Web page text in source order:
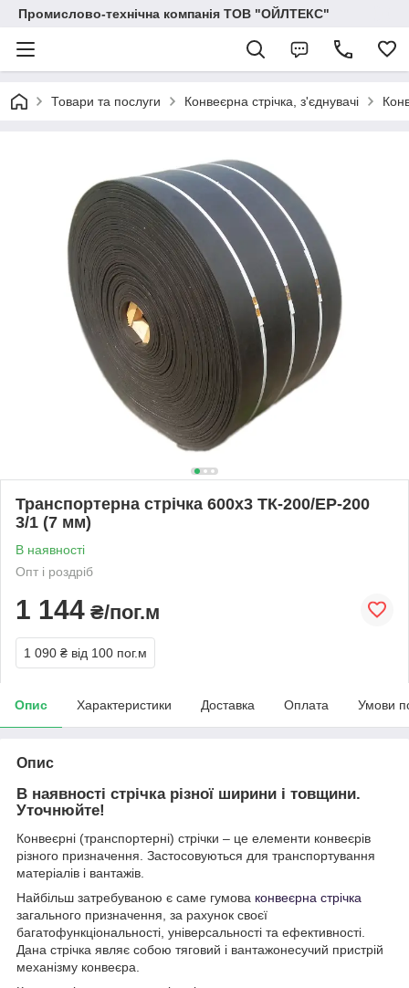
Промислово-технічна компанія ТОВ "ОЙЛТЕКС"
Товари та послуги Конвеєрна стрічка, з'єднувачі
Транспортерна стрічка 600х3 ТК-200/ЕР-200
3/1 (7 мм)
В наявності
Опт і роздріб
1 144 ₴/пог.м
1 090 ₴ від 100 пог.м
Опис Характеристики Доставка Оплата Умови
Опис
В наявності стрічка різної ширини і товщини.
Уточнюйте!
Конвеєрні (транспортерні) стрічки – це елементи конвеєрів
різного призначення. Застосовуються для транспортування
матеріалів і вантажів.
Найбільш затребуваною є саме гумова конвеєрна стрічка
загального призначення, за рахунок своєї
багатофункціональності, універсальності та ефективності.
Дана стрічка являє собою тяговий і вантажонесучий пристрій
механізму конвеєра.